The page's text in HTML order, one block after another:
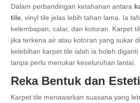
Dalam perbandingan ketahanan antara
tile , vinyl tile jelas lebih tahan lama. Ia
kelembapan, calar, dan kotoran. Karpet
jika terkena air atau kotoran yang sukar
kelebihan karpet tile ialah ia boleh
tanpa perlu menukar keseluruhan lantai.
Reka Bentuk dan
Karpet tile menawarkan suasana yang